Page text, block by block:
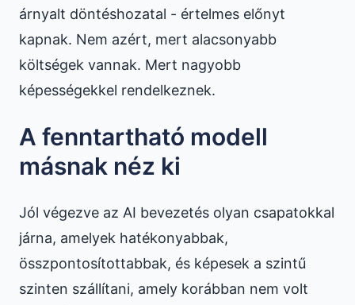
árnyalt döntéshozatal - értelmes előnyt
kapnak. Nem azért, mert alacsonyabb
költségek vannak. Mert nagyobb
képességekkel rendelkeznek.
A fenntartható modell
másnak néz ki
Jól végezve az AI bevezetés olyan csapatokkal
járna, amelyek hatékonyabbak,
összpontosítottabbak, és képesek a szintű
szinten szállítani, amely korábban nem volt